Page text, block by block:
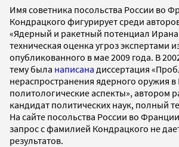
Имя советника посольства России во
Кондрацкого фигурирует среди
«Ядерный и ракетный потенциал
техническая оценка угроз экспертами
опубликованного в мае 2009 года. В
тему была написана диссертация
нераспространения ядерного оружия
политологические аспекты», автором
кандидат политических наук, полный
На сайте посольства России во
запрос с фамилией Кондрацкого не
результатов.